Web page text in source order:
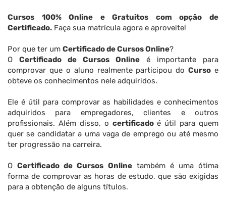
Cursos 100% Online e Gratuitos com opção de
Certificado. Faça sua matrícula agora e aproveite!
Por que ter um Certificado de Cursos Online?
O Certificado de Cursos Online é importante para
comprovar que o aluno realmente participou doCurso e
obteve os conhecimentos nele adquiridos.
Ele é útil para comprovar as habilidades e conhecimentos
adquiridos para empregadores, clientes e outros
profissionais. Além disso, o certificadoé útil para quem
quer se candidatar a uma vaga de emprego ou até mesmo
ter progressão na carreira.
OCertificado de Cursos Onlinetambém é uma ótima
forma de comprovar as horas de estudo, que são exigidas
para a obtenção de alguns títulos.